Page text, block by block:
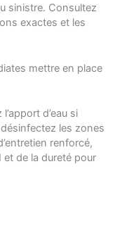
sinistre. Consultez
exactes et les
mettre en place
d’eau si
les zones
renforcé,
de la dureté pour